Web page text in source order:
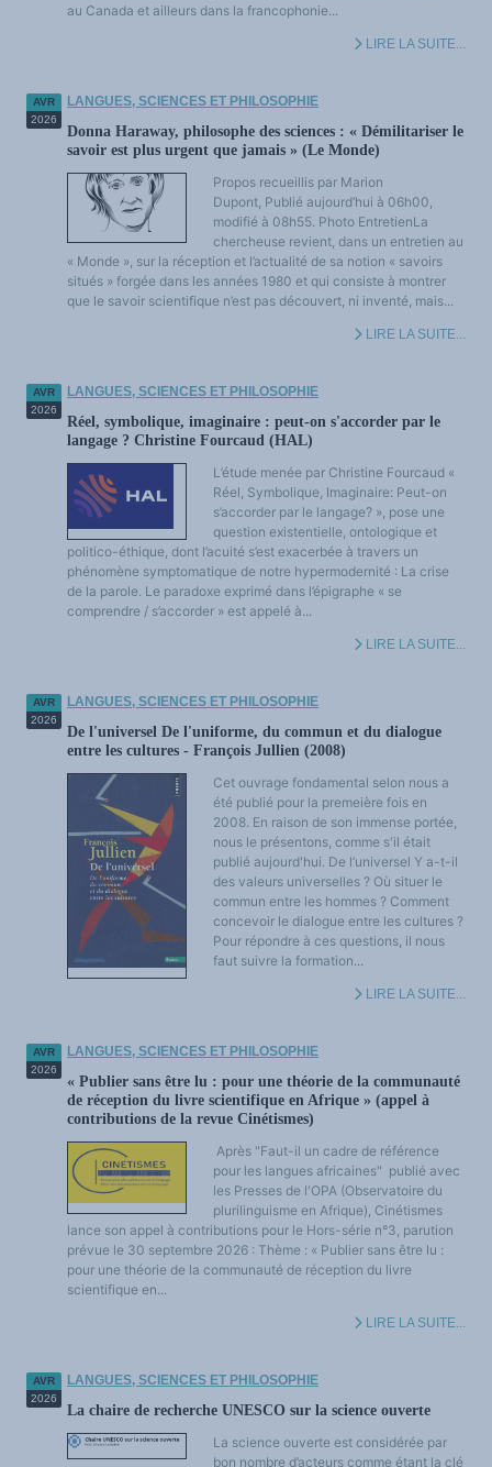
au Canada et ailleurs dans la francophonie...
LIRE LA SUITE...
AVR
2026
LANGUES, SCIENCES ET PHILOSOPHIE
Donna Haraway, philosophe des sciences : « Démilitariser le
savoir est plus urgent que jamais » (Le Monde)
Propos recueillis par Marion
Dupont, Publié aujourd’hui à 06h00,
modifié à 08h55. Photo EntretienLa
chercheuse revient, dans un entretien au
« Monde », sur la réception et l’actualité de sa notion « savoirs
situés » forgée dans les années 1980 et qui consiste à montrer
que le savoir scientifique n’est pas découvert, ni inventé, mais...
LIRE LA SUITE...
AVR
2026
LANGUES, SCIENCES ET PHILOSOPHIE
Réel, symbolique, imaginaire : peut-on s'accorder par le
langage ? Christine Fourcaud (HAL)
L’étude menée par Christine Fourcaud «
Réel, Symbolique, Imaginaire: Peut-on
s’accorder par le langage? », pose une
question existentielle, ontologique et
politico-éthique, dont l’acuité s’est exacerbée à travers un
phénomène symptomatique de notre hypermodernité : La crise
de la parole. Le paradoxe exprimé dans l’épigraphe « se
comprendre / s’accorder » est appelé à...
LIRE LA SUITE...
AVR
2026
LANGUES, SCIENCES ET PHILOSOPHIE
De l'universel De l'uniforme, du commun et du dialogue
entre les cultures - François Jullien (2008)
Cet ouvrage fondamental selon nous a
été publié pour la premeière fois en
2008. En raison de son immense portée,
nous le présentons, comme s'il était
publié aujourd'hui. De l’universel Y a-t-il
des valeurs universelles ? Où situer le
commun entre les hommes ? Comment
concevoir le dialogue entre les cultures ?
Pour répondre à ces questions, il nous
faut suivre la formation...
LIRE LA SUITE...
AVR
2026
LANGUES, SCIENCES ET PHILOSOPHIE
« Publier sans être lu : pour une théorie de la communauté
de réception du livre scientifique en Afrique » (appel à
contributions de la revue Cinétismes)
Après "Faut-il un cadre de référence
pour les langues africaines" publié avec
les Presses de l'OPA (Observatoire du
plurilinguisme en Afrique), Cinétismes
lance son appel à contributions pour le Hors-série n°3, parution
prévue le 30 septembre 2026 : Thème : « Publier sans être lu :
pour une théorie de la communauté de réception du livre
scientifique en...
LIRE LA SUITE...
AVR
2026
LANGUES, SCIENCES ET PHILOSOPHIE
La chaire de recherche UNESCO sur la science ouverte
La science ouverte est considérée par
bon nombre d’acteurs comme étant la clé